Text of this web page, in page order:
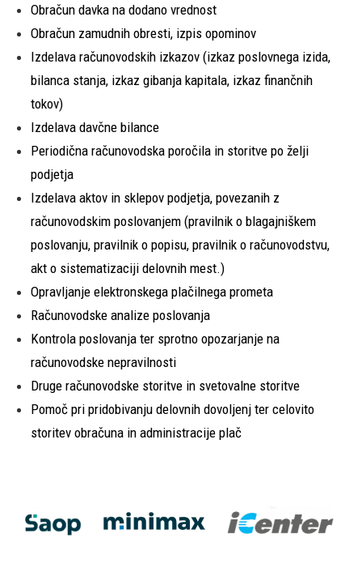
Obračun davka na dodano vrednost
Obračun zamudnih obresti, izpis opominov
Izdelava računovodskih izkazov (izkaz poslovnega izida,
bilanca stanja, izkaz gibanja kapitala, izkaz finančnih
tokov)
Izdelava davčne bilance
Periodična računovodska poročila in storitve po želji
podjetja
Izdelava aktov in sklepov podjetja, povezanih z
računovodskim poslovanjem (pravilnik o blagajniškem
poslovanju, pravilnik o popisu, pravilnik o računovodstvu,
akt o sistematizaciji delovnih mest.)
Opravljanje elektronskega plačilnega prometa
Računovodske analize poslovanja
Kontrola poslovanja ter sprotno opozarjanje na
računovodske nepravilnosti
Druge računovodske storitve in svetovalne storitve
Pomoč pri pridobivanju delovnih dovoljenj ter celovito
storitev obračuna in administracije plač